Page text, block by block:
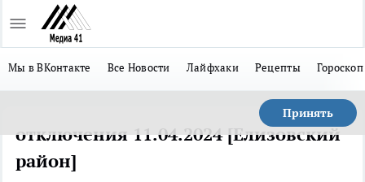
Мы в ВКонтакте Все Новости Лайфхаки Рецепты Гороскоп
Принять
отключения 11.04.2024 [Елизовский
район]